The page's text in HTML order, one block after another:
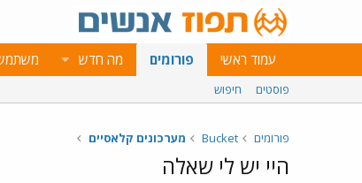
עמוד ראשי פורומים מה חדש
פוסטים חיפוש
פורומים Bucket מערכונים קלאסיים
היי יש לי שאלה